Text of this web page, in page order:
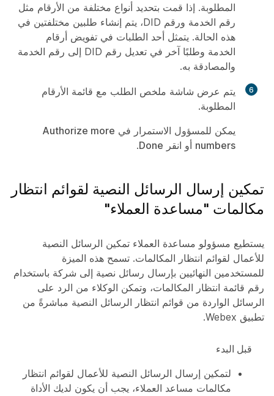
المطلوبة. إذا قمت بتحديد أنواع مختلفة من الأرقام مثل
رقم الخدمة ورقم DID، يتم إنشاء طلبين مختلفتين في
هذه الحالة. يتمثل أحد الطلبات في تفويض أرقام
الخدمة وطلبًا آخر في تعديل رقم DID إلى رقم الخدمة
والمصادقة به.
6
يتم عرض شاشة ملخص الطلب مع قائمة الأرقام
المطلوبة.
يمكن للمسؤول الاستمرار في Authorize more
numbers أو انقر Done
.​
تمكين إرسال الرسائل النصية لقوائم انتظار
مكالمات "مساعدة العملاء"
يستطيع مسؤولو مساعدة العملاء تمكين الرسائل النصية
للأعمال لقوائم انتظار المكالمات. تسمح هذه الميزة
للمستخدمين النهائيين بإرسال رسائل نصية إلى شركة باستخدام
رقم قائمة انتظار المكالمات، وتمكن الوكلاء من الرد على
الرسائل الواردة من قوائم انتظار الرسائل النصية مباشرةً من
تطبيق Webex.
‏‫قبل البدء‬
لتمكين إرسال الرسائل النصية للأعمال لقوائم انتظار
مكالمات مساعد العملاء، يجب أن يكون لديك الأداة